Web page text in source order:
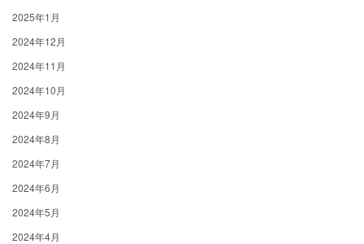
2025年1月
2024年12月
2024年11月
2024年10月
2024年9月
2024年8月
2024年7月
2024年6月
2024年5月
2024年4月